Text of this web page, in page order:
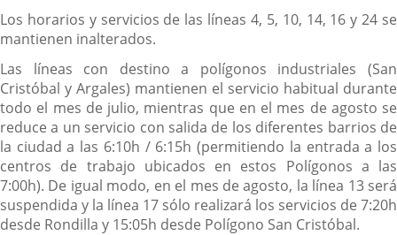
Los horarios y servicios de las líneas 4, 5, 10, 14, 16 y 24 se
mantienen inalterados.
Las líneas con destino a polígonos industriales (San
Cristóbal y Argales) mantienen el servicio habitual durante
todo el mes de julio, mientras que en el mes de agosto se
reduce a un servicio con salida de los diferentes barrios de
la ciudad a las 6:10h / 6:15h (permitiendo la entrada a los
centros de trabajo ubicados en estos Polígonos a las
7:00h). De igual modo, en el mes de agosto, la línea 13 será
suspendida y la línea 17 sólo realizará los servicios de 7:20h
desde Rondilla y 15:05h desde Polígono San Cristóbal.